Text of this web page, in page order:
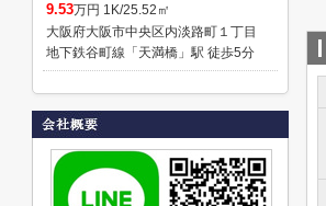
9.53万円 1K/25.52㎡
大阪府大阪市中央区内淡路町１丁目
地下鉄谷町線「天満橋」駅 徒歩5分